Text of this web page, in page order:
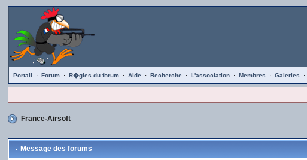
Portail · Forum · R�gles du forum · Aide · Recherche · L'association · Membres · Galeries ·
France-Airsoft
Message des forums